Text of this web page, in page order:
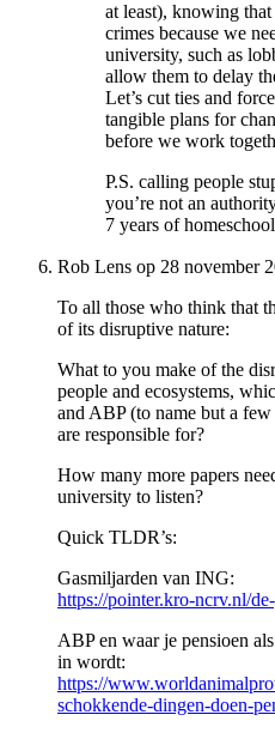
at least), knowing
crimes because we
university, such as
allow them to delay
Let’s cut ties and
tangible plans for
before we work
P.S. calling people
you’re not an
7 years of
Rob Lens op 28 november
To all those who think that
of its disruptive nature:
What to you make of the
people and ecosystems,
and ABP (to name but a
are responsible for?
How many more papers
university to listen?
Quick TLDR’s:
Gasmiljarden van ING:
https://pointer.kro-ncrv.nl/
ABP en waar je pensioen
in wordt:
https://
schokkende-dingen-doen-